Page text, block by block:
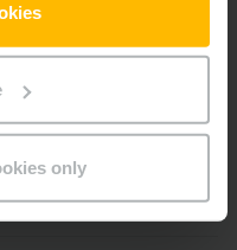
only
Ionen, 24 V / 40 Ah